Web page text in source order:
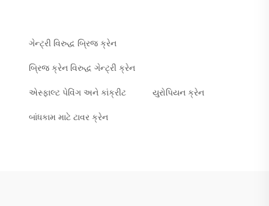
ગેન્ટ્રી વિરુદ્ધ બ્રિજ ક્રેન
બ્રિજ ક્રેન વિરુદ્ધ ગેન્ટ્રી ક્રેન
એસ્ફાલ્ટ પેવિંગ અને કાંક્રીટ યુરોપિયન ક્રેન
બાંધકામ માટે ટાવર ક્રેન